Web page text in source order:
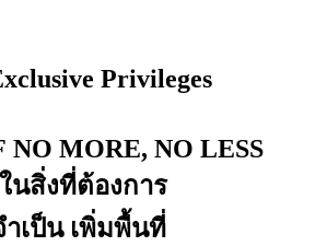
Privileges
NO MORE, NO LESS
นสิ่งที่ต้องการ
เป็น เพิ่มพื้นที่